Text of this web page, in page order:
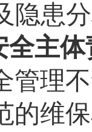
隐患
全主
管理
的维